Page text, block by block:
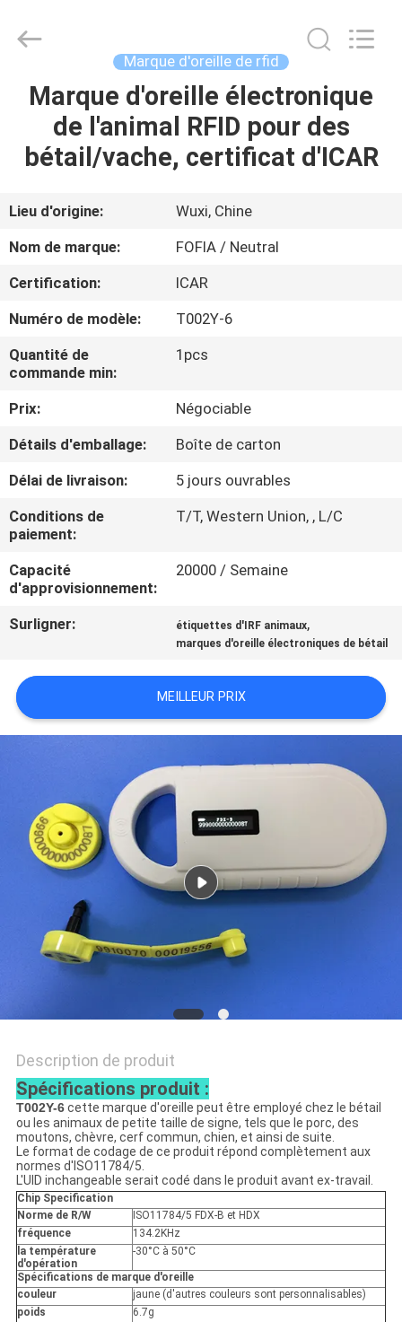
MAISON
PRODUITS
VIDÉOS
SUJET
DE
NOUS
VISITE
D'USINE
CONTRÔLE
DE
QUALITÉ
CONTACTEZ-
NOUVELLES
UNE
CITATION
PLAN
SITE
Technology
Reserved.
Marque d'oreille de rfid
Marque d'oreille électronique
de l'animal RFID pour des
bétail/vache, certificat d'ICAR
Lieu d'origine:
Wuxi, Chine
Nom de marque:
FOFIA / Neutral
Certification:
ICAR
Numéro de modèle:
T002Y-6
Quantité de
commande min:
1pcs
Prix:
Négociable
Détails d'emballage:
Boîte de carton
Délai de livraison:
5 jours ouvrables
Conditions de
paiement:
T/T, Western Union, , L/C
Capacité
d'approvisionnement:
20000 / Semaine
Surligner: étiquettes d'IRF animaux,
marques d'oreille électroniques de bétail
MEILLEUR PRIX
Description de produit
Spécifications produit :
T002Y-6cette marque d'oreille peut être employé chez le bétail
ou les animaux de petite taille de signe, tels que le porc, des
moutons, chèvre, cerf commun, chien, et ainsi de suite.
Le format de codage de ce produit répond complètement aux
normes d'ISO11784/5.
L'UID inchangeable serait codé dans le produit avant ex-travail.
Chip Specification
Norme de R/W
ISO11784/5 FDX-B et HDX
fréquence
134.2KHz
la température
d'opération
-30°C à 50°C
Spécifications de marque d'oreille
couleur
jaune (d'autres couleurs sont personnalisables)
poids
6.7g